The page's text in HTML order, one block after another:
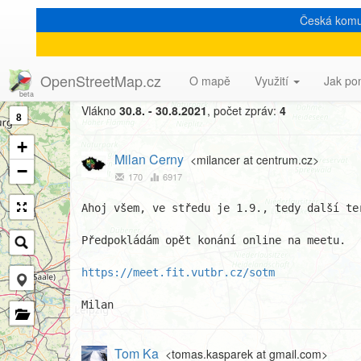
Česká
OpenStreetMap.cz O mapě Využití Jak
8
+
−
[Talk-cz] Kvartální pivo
Vlákno 30.8. - 30.8.2021, počet zpráv: 4
Milan Cerny <milancer at centrum.cz>
170 6917
Ahoj všem, ve středu je 1.9., tedy další
Předpokládám opět konání online na meetu.
https://meet.fit.vutbr.cz/sotm
Milan
Tom Ka <tomas.kasparek at gmail.com>